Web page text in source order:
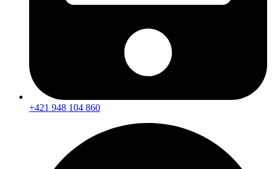
+421 948 104 860